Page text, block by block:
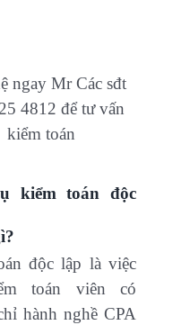
ngay Mr Các sđt
4812 để tư vấn
kiểm toán
kiểm toán độc
độc lập là việc
toán viên có
hành nghề CPA